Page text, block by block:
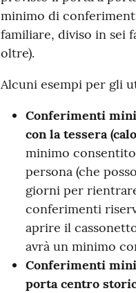
minimo di
familiare, diviso in sei
oltre).
Alcuni esempi per gli
Conferimenti
con la tessera
minimo
persona (che
giorni per
conferimenti
aprire il
avrà un minimo
Conferimenti
porta centro